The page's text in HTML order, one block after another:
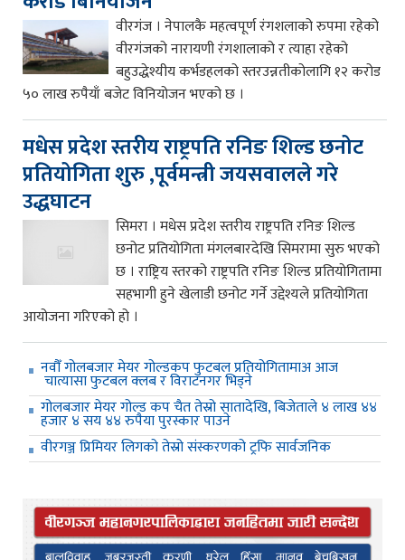
वीरगंज । नेपालकै महत्वपूर्ण रंगशलाको रुपमा रहेको
वीरगंजको नारायणी रंगशालाको र त्याहा रहेको
बहुउद्धेश्यीय कर्भडहलको स्तरउन्नतीकोलागि १२ करोड
५० लाख रुपैयाँ बजेट विनियोजन भएको छ ।
मधेस प्रदेश स्तरीय राष्ट्रपति रनिङ शिल्ड छनोट
प्रतियोगिता शुरु ,पूर्वमन्त्री जयसवालले गरे
उद्धघाटन
सिमरा । मधेस प्रदेश स्तरीय राष्ट्रपति रनिङ शिल्ड
छनोट प्रतियोगिता मंगलबारदेखि सिमरामा सुरु भएको
छ । राष्ट्रिय स्तरको राष्ट्रपति रनिङ शिल्ड प्रतियोगितामा
सहभागी हुने खेलाडी छनोट गर्ने उद्देश्यले प्रतियोगिता
आयोजना गरिएको हो ।
नवौँ गोलबजार मेयर गोल्डकप फुटबल प्रतियोगितामाअ आज
चात्यासा फुटबल क्लब र विराटनगर भिड्ने
गोलबजार मेयर गोल्ड कप चैत तेस्रो सातादेखि, बिजेताले ४ लाख ४४
हजार ४ सय ४४ रुपैया पुरस्कार पाउने
वीरगञ्ज प्रिमियर लिगको तेस्रो संस्करणको ट्रफि सार्वजनिक